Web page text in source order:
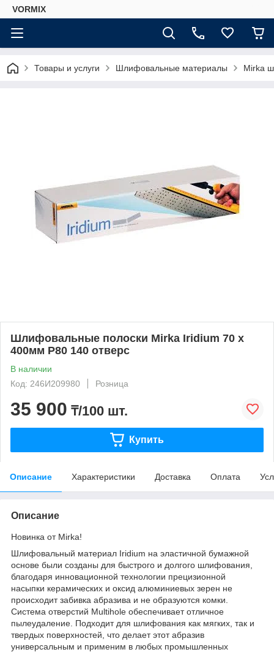
VORMIX
Товары и услуги Шлифовальные материалы Mirka
Шлифовальные полоски Mirka Iridium 70 х
400мм P80 140 отверс
В наличии
Код: 246И209980
Розница
35 900 ₸/100 шт.
Купить
Описание Характеристики Доставка Оплата
Описание
Новинка от Mirka!
Шлифовальный материал Iridium на эластичной бумажной
основе были созданы для быстрого и долгого шлифования,
благодаря инновационной технологии прецизионной
насыпки керамических и оксид алюминиевых зерен не
происходит забивка абразива и не образуются комки.
Система отверстий Multihole обеспечивает отличное
пылеудаление. Подходит для шлифования как мягких, так и
твердых поверхностей, что делает этот абразив
универсальным и применим в любых промышленных